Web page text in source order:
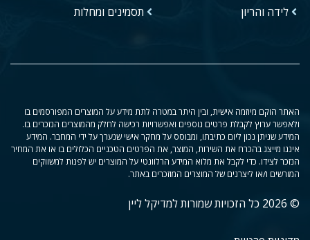
לידה והריון
תסמינים ומחלות
האתר הוקם מיוזמה אישית, ובין היתר במטרה לתת מידע על המוצרים המפורסמים בו
ולאפשר ערוץ לקבלת פרטים נוספים ואפשרויות רכישה לחלק מהמוצרים הנזכרים בו.
המידע שניתן נכון ליום כתיבתו, ומבוסס על מחקר אישי שנערך על ידי המחבר. המידע
איננו מייצג בהכרח את השירות, המוצר, את הפרטים הטכניים הכלולים בו או את המחיר
הנזכר לצידו. כדי לקבל את מלוא המידע הרלוונטי על המוצרים יש לפנות למשווקים
המורשים ו/או ליצרנים של המוצרים המוזכרים באתר.
© 2026 כל הזכויות שמורות למדיקל ליין